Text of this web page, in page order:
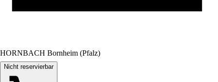
HORNBACH Bornheim (Pfalz)
Nicht reservierbar